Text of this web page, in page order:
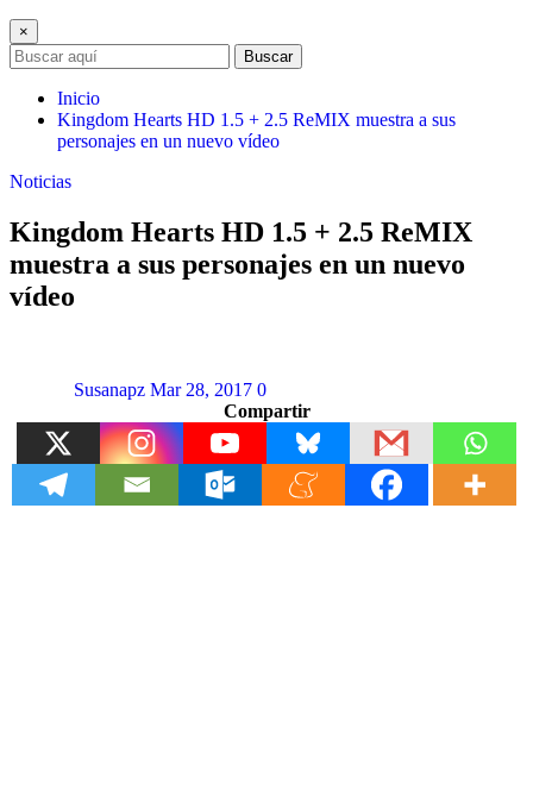
×
Buscar
Inicio
Kingdom Hearts HD 1.5 + 2.5 ReMIX muestra a sus
personajes en un nuevo vídeo
Noticias
Kingdom Hearts HD 1.5 + 2.5 ReMIX
muestra a sus personajes en un nuevo
vídeo
Susanapz Mar 28, 2017 0
Compartir